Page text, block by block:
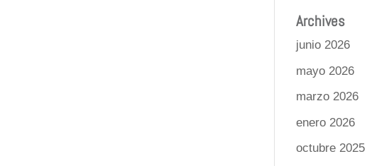
Archives
junio 2026
mayo 2026
marzo 2026
enero 2026
octubre 2025